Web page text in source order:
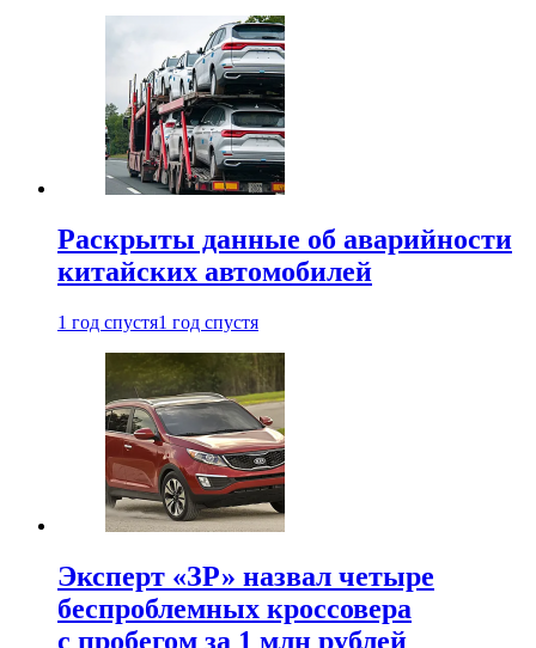
Раскрыты данные об аварийности
китайских автомобилей
1 год спустя1 год спустя
Эксперт «ЗР» назвал четыре
беспроблемных кроссовера
с пробегом за 1 млн рублей